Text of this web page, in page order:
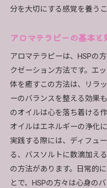
分を大切にする感覚を養うこ
アロマテラピーの基本と
アロマテラピーは、HSPの
クゼーション方法です。エ
体を癒すこの方法は、リラ
ーのバランスを整える効果
のオイルは心を落ち着ける
オイルはエネルギーの浄化
実践する際には、ディフュ
る、バスソルトに数滴加え
の方法があります。日常的
とで、HSPの方々は心身の